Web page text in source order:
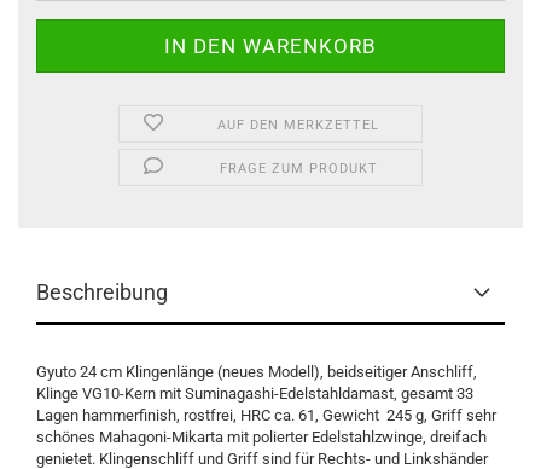
AUF DEN MERKZETTEL
FRAGE ZUM PRODUKT
Beschreibung
Gyuto 24 cm Klingenlänge (neues Modell), beidseitiger Anschliff,
Klinge VG10-Kern mit Suminagashi-Edelstahldamast, gesamt 33
Lagen hammerfinish, rostfrei, HRC ca. 61, Gewicht 245 g, Griff sehr
schönes Mahagoni-Mikarta mit polierter Edelstahlzwinge, dreifach
genietet. Klingenschliff und Griff sind für Rechts- und Linkshänder